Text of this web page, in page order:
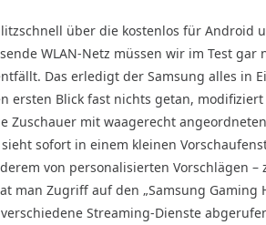
über die kostenlos für Android
WLAN-Netz müssen wir im Test
Das erledigt der Samsung alles in
ersten Blick fast nichts getan,
Zuschauer mit waagerecht
sieht sofort in einem kleinen
von personalisierten Vorschlägen –
man Zugriff auf den „Samsung Gaming
Streaming-Dienste